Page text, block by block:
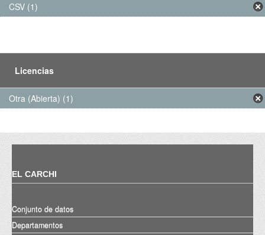
CSV (1)
Licencias
Otra (Abierta) (1)
EL CARCHI
Conjunto de datos
Departamentos